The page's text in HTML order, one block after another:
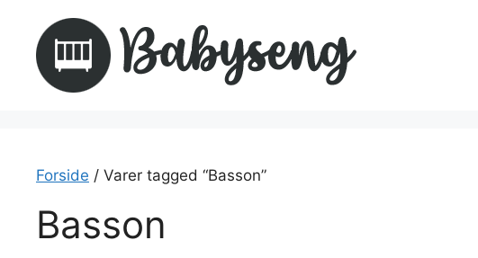
indhold
Forside / Varer tagged “Basson”
Basson